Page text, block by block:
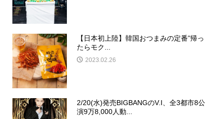
【日本初上陸】韓国おつまみの定番”帰っ
たらモク...
2023.02.26
2/20(水)発売BIGBANGのV.I、全3都市8公
演9万8,000人動...